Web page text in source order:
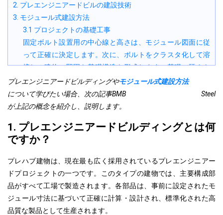
2. プレエンジニアードビルの建設技術
3. モジュール式建設方法
3.1 プロジェクトの基礎工事
固定ボルト設置用の中心線と高さは、モジュール図面に従
って正確に決定します。次に、ボルトをクラスタ化して溶
接し、建物の堅固な基礎構造を形成します。基礎の硬さを
確認して固定した後、コンクリートを流し込み、柱基礎を
完成させます。
3.2 主フレームの取り付け
3.5 建物の完成および受け入れ
プレエンジニアードビルディングやモジュール式建設方法
について学びたい場合、次の記事BMB Steel
が上記の概念を紹介し、説明します。
1. プレエンジニアードビルディングとは何
ですか？
プレハブ建物は、現在最も広く採用されているプレエンジニアー
ドプロジェクトの一つです。このタイプの建物では、主要構成部
品がすべて工場で製造されます。各部品は、事前に設定されたモ
ジュール寸法に基づいて正確に計算・設計され、標準化された高
品質な製品として生産されます。